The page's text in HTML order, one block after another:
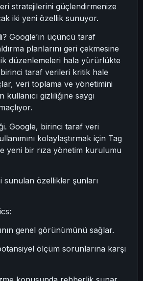
stratejilerini güçlendirmenize
iki yeni özellik sunuyor.
Google’ın üçüncü taraf
planlarını geri çekmesine
düzenlemeleri hala yürürlükte
taraf verileri kritik hale
veri toplama ve yönetimini
kullanıcı gizliliğine saygı
Google, birinci taraf veri
kolaylaştırmak için Tag
yeni bir rıza yönetim kurulumu
sunulan özellikler şunları
genel görünümünü sağlar.
ölçüm sorunlarına karşı